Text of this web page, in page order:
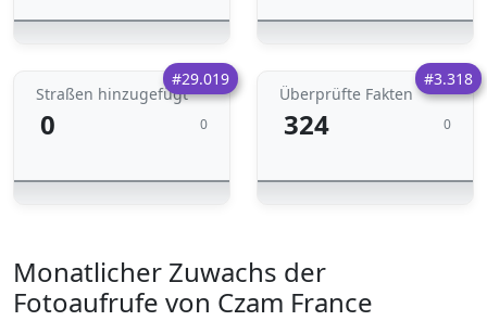
#29.019
Straßen hinzugefügt
0 0
#3.318
Überprüfte Fakten
324 0
Monatlicher Zuwachs der
Fotoaufrufe von Czam France